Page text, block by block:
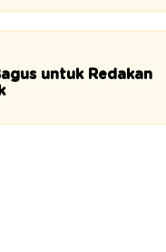
untuk Redakan